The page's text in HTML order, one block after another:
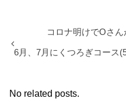
コロナ明けでOさ
6月、7月にくつろぎコース
No related posts.